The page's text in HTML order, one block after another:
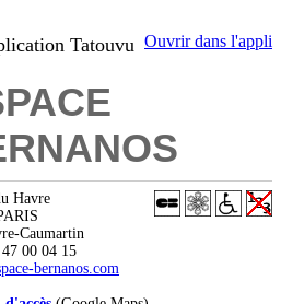
Ouvrir dans l'appli
Tatouvu
Havre
Caumartin
00 04 15
bernanos.com